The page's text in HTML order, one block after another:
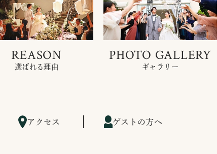
REASON
選ばれる理由
PHOTO GALLERY
ギャラリー
アクセス ゲストの方へ